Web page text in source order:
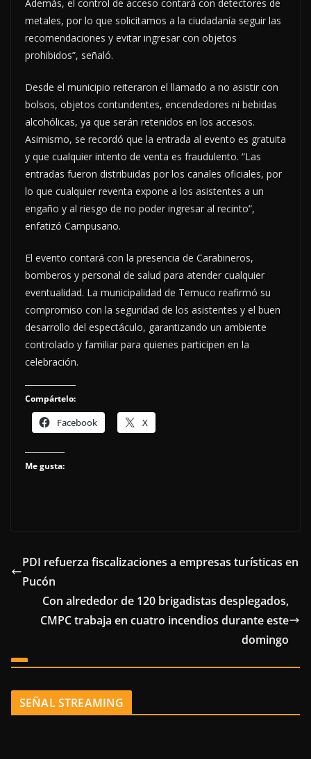
Además, el control de acceso contará con detectores de
metales, por lo que solicitamos a la ciudadanía seguir las
recomendaciones y evitar ingresar con objetos
prohibidos”, señaló.
Desde el municipio reiteraron el llamado a no asistir con
bolsos, objetos contundentes, encendedores ni bebidas
alcohólicas, ya que serán retenidos en los accesos.
Asimismo, se recordó que la entrada al evento es gratuita
y que cualquier intento de venta es fraudulento. “Las
entradas fueron distribuidas por los canales oficiales, por
lo que cualquier reventa expone a los asistentes a un
engaño y al riesgo de no poder ingresar al recinto”,
enfatizó Campusano.
El evento contará con la presencia de Carabineros,
bomberos y personal de salud para atender cualquier
eventualidad. La municipalidad de Temuco reafirmó su
compromiso con la seguridad de los asistentes y el buen
desarrollo del espectáculo, garantizando un ambiente
controlado y familiar para quienes participen en la
celebración.
Compártelo:
Facebook X
Me gusta:
PDI refuerza fiscalizaciones a empresas turísticas en
Pucón
Con alrededor de 120 brigadistas desplegados,
CMPC trabaja en cuatro incendios durante este
domingo
SEÑAL STREAMING